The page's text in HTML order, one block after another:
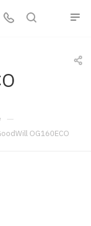
—
OG160ECO